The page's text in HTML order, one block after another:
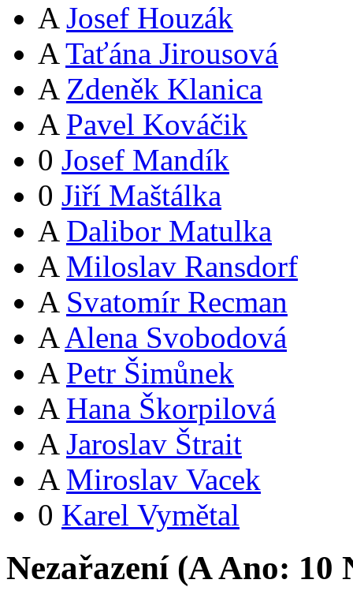
A Josef Houzák
A Taťána Jirousová
A Zdeněk Klanica
A Pavel Kováčik
0 Josef Mandík
0 Jiří Maštálka
A Dalibor Matulka
A Miloslav Ransdorf
A Svatomír Recman
A Alena Svobodová
A Petr Šimůnek
A Hana Škorpilová
A Jaroslav Štrait
A Miroslav Vacek
0 Karel Vymětal
Nezařazení (AAno: 10